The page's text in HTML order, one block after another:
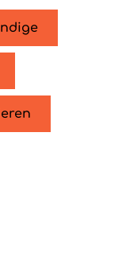
wenn